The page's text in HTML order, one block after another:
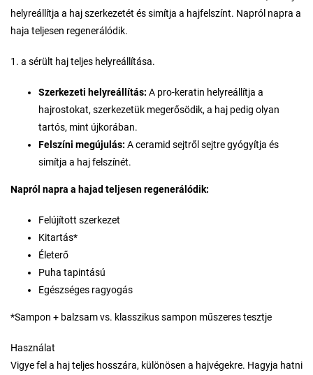
helyreállítja a haj szerkezetét és simítja a hajfelszínt. Napról napra a
haja teljesen regenerálódik.
1. a sérült haj teljes helyreállítása.
Szerkezeti helyreállítás: A pro-keratin helyreállítja a
hajrostokat, szerkezetük megerősödik, a haj pedig olyan
tartós, mint újkorában.
Felszíni megújulás: A ceramid sejtről sejtre gyógyítja és
simítja a haj felszínét.
Napról napra a hajad teljesen regenerálódik:
Felújított szerkezet
Kitartás*
Életerő
Puha tapintású
Egészséges ragyogás
*Sampon + balzsam vs. klasszikus sampon műszeres tesztje
Használat
Vigye fel a haj teljes hosszára, különösen a hajvégekre. Hagyja hatni